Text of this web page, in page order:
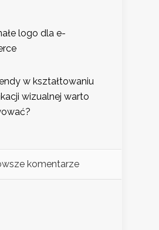
logo dla e-
w kształtowaniu
wizualnej warto
komentarze